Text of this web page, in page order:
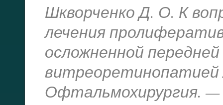
Шкворченко Д. О. К
лечения
осложненной
витреоретинопатией
Офтальмохирургия.